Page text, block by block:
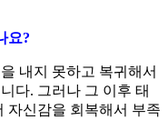
요?
내지 못하고 복귀해서
다. 그러나 그 이후 태
자신감을 회복해서 부족